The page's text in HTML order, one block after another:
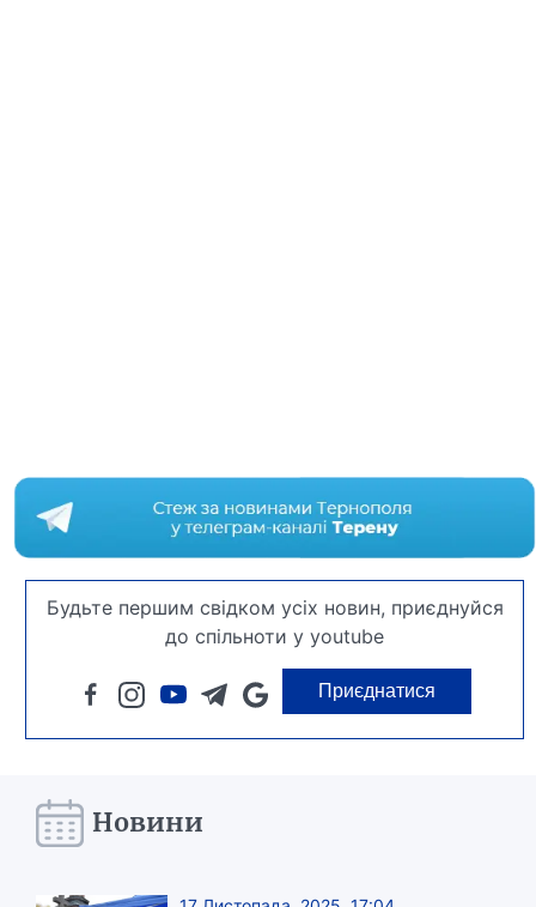
Будьте першим свідком усіх новин, приєднуйся
до спільноти у youtube
Приєднатися
Новини